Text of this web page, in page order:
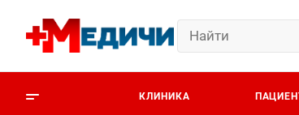
КЛИНИКА